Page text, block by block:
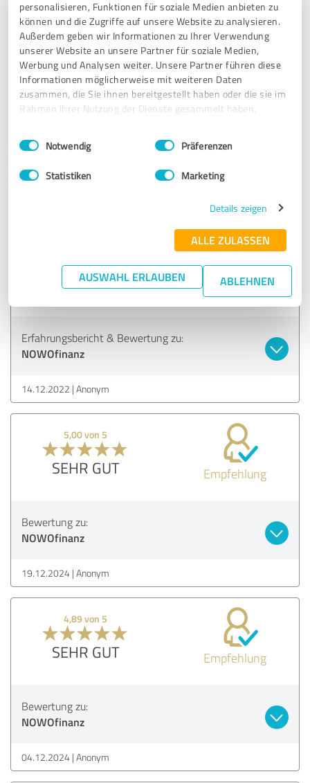
personalisieren, Funktionen für soziale Medien anbieten zu
können und die Zugriffe auf unsere Website zu analysieren.
Außerdem geben wir Informationen zu Ihrer Verwendung
unserer Website an unsere Partner für soziale Medien,
Werbung und Analysen weiter. Unsere Partner führen diese
Informationen möglicherweise mit weiteren Daten
zusammen, die Sie ihnen bereitgestellt haben oder die sie im
Rahmen Ihrer Nutzung der Dienste gesammelt haben.
Impressum Datenschutzbestimmungen
Einwilligungsauswahl
Notwendig Präferenzen
Statistiken Marketing
Details zeigen
ALLE ZULASSEN
AUSWAHL ERLAUBEN ABLEHNEN
Erfahrungsbericht & Bewertung zu:
NOWOfinanz (Finanzierungs- und
Produktberatung)
20.01.2023 Anonym
4,50 von 5
SEHR GUT Empfehlung
Herr Nowostawski und sein Team waren stets erreichbar
und haben sich lösungsorientiert und schnell um alle
Anliegen und Fragen gekümmert. Wir sind von dem Service
sich neu oder erneut mit einer Finanzierung beschäftigen
Erfahrungsbericht & Bewertung zu:
NOWOfinanz
14.12.2022 Anonym
5,00 von 5
SEHR GUT Empfehlung
Bewertung zu:
NOWOfinanz
19.12.2024 Anonym
4,89 von 5
SEHR GUT Empfehlung
Bewertung zu:
NOWOfinanz
04.12.2024 Anonym